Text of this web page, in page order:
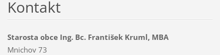
Kontakt
Starosta obce Ing. Bc. František Kruml, MBA
Mnichov 73